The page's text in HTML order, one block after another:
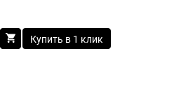
Купить в 1 клик